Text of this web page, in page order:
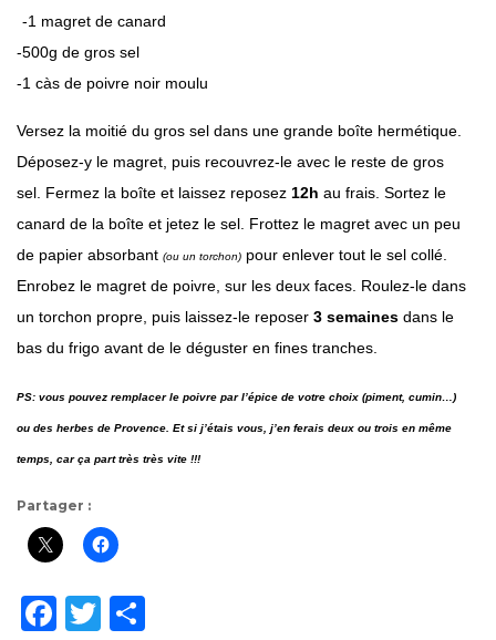
-1 magret de canard
-500g de gros sel
-1 càs de poivre noir moulu
Versez la moitié du gros sel dans une grande boîte hermétique.
Déposez-y le magret, puis recouvrez-le avec le reste de gros
sel. Fermez la boîte et laissez reposez 12h au frais. Sortez le
canard de la boîte et jetez le sel. Frottez le magret avec un peu
de papier absorbant (ou un torchon) pour enlever tout le sel collé.
Enrobez le magret de poivre, sur les deux faces. Roulez-le dans
un torchon propre, puis laissez-le reposer 3 semaines dans le
bas du frigo avant de le déguster en fines tranches.
PS: vous pouvez remplacer le poivre par l’épice de votre choix (piment, cumin…)
ou des herbes de Provence. Et si j’étais vous, j’en ferais deux ou trois en même
temps, car ça part très très vite !!!
Partager :
F T